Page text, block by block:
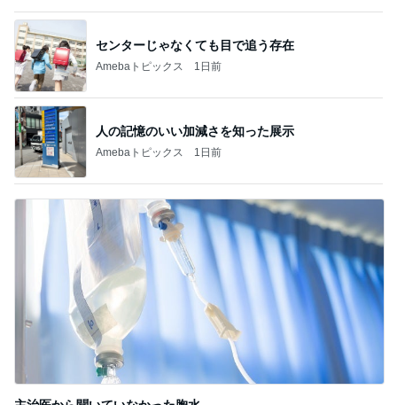
センターじゃなくても目で追う存在
Amebaトピックス 1日前
人の記憶のいい加減さを知った展示
Amebaトピックス 1日前